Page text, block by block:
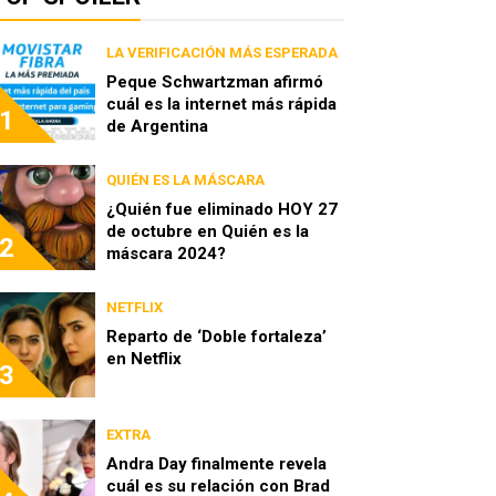
1
LA VERIFICACIÓN MÁS ESPERADA
Peque Schwartzman afirmó
cuál es la internet más rápida
de Argentina
2
QUIÉN ES LA MÁSCARA
¿Quién fue eliminado HOY 27
de octubre en Quién es la
máscara 2024?
3
NETFLIX
Reparto de ‘Doble fortaleza’
en Netflix
EXTRA
Andra Day finalmente revela
cuál es su relación con Brad